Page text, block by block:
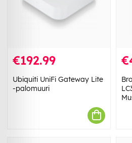
€192.99
Ubiquiti UniFi Gateway Lite
-palomuuri